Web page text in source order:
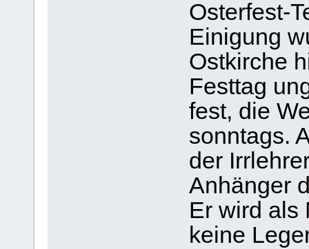
Osterfest-
Einigung
Ostkirche
Festtag
fest, die
sonntags.
der
Anhänger
Er wird als
keine